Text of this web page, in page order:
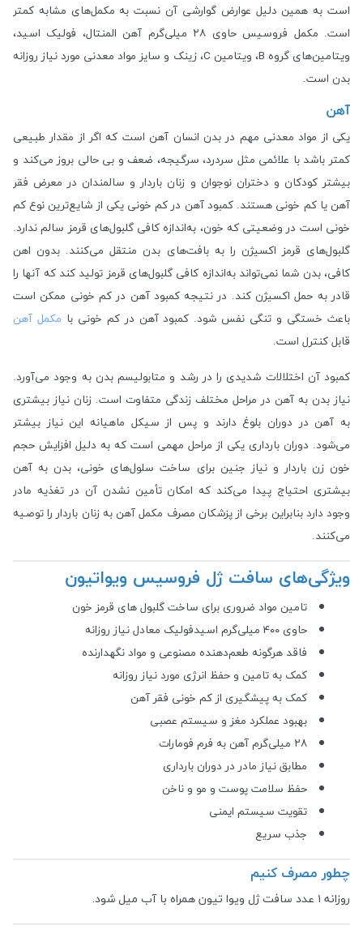
است به همین دلیل عوارض گوارشی آن نسبت به مکمل‌های مشابه کمتر
است. مکمل فروسیس حاوی ۲۸ میلی‌گرم آهن المنتال، فولیک اسید،
ویتامین‌های گروه B، ویتامین C، زینک و سایز مواد معدنی مورد نیاز روزانه
بدن است.
آهن
یکی از مواد معدنی مهم در بدن انسان آهن است که اگر از مقدار طبیعی
کمتر باشد با علائمی مثل سردرد، سرگیجه، ضعف و بی حالی بروز می‌کند و
بیشتر کودکان و دختران نوجوان و زنان باردار و سالمندان در معرض فقر
آهن یا کم خونی هستند. کمبود آهن در کم خونی یکی از شایع‌ترین نوع کم
خونی است در وضعیتی که خون، به‌اندازه کافی گلبول‌های قرمز سالم ندارد.
گلبول‌های قرمز اکسیژن را به بافت‌های بدن منتقل می‌کنند. بدون اهن
کافی، بدن شما نمی‌تواند به‌اندازه کافی گلبول‌های قرمز تولید کند که آنها را
قادر به حمل اکسیژن کند. در نتیجه کمبود آهن در کم خونی ممکن است
باعث خستگی و تنگی نفس شود. کمبود آهن در کم خونی با مکمل‌ آهن
قابل کنترل است.
کمبود آن اختلالات شدیدی را در رشد و متابولیسم بدن به وجود می‌آورد.
نیاز بدن به آهن در مراحل مختلف زندگی متفاوت است. زنان نیاز بیشتری
به آهن در دوران بلوغ دارند و پس از سیکل ماهیانه این نیاز بیشتر
می‌شود. دوران بارداری یکی از مراحل مهمی است که به دلیل افزایش حجم
خون زن باردار و نیاز جنین برای ساخت سلول‌های خونی، بدن به آهن
بیشتری احتیاج پیدا می‌کند که امکان تأمین نشدن آن در تغذیه مادر
وجود دارد بنابراین برخی از پزشکان مصرف مکمل آهن به زنان باردار را توصیه
می‌کنند.
ویژگی‌های سافت ژل فروسیس ویواتیون
تامین مواد ضروری برای ساخت گلبول های قرمز خون
حاوی ۴۰۰ میلی‌گرم اسیدفولیک معادل نیاز روزانه
فاقد هرگونه طعم‌دهنده مصنوعی و مواد نگهدارنده
کمک به تامین و حفظ انرژی مورد نیاز روزانه
کمک به پیشگیری از کم خونی فقر آهن
بهبود عملکرد مغز و سیستم عصبی
۲۸ میلی‌گرم آهن به فرم فومارات
مطابق نیاز مادر در دوران بارداری
حفظ سلامت پوست و مو و ناخن
تقویت سیستم ایمنی
جذب سریع
چطور مصرف کنیم
روزانه ۱ عدد سافت ژل ویوا تیون همراه با آب میل شود.